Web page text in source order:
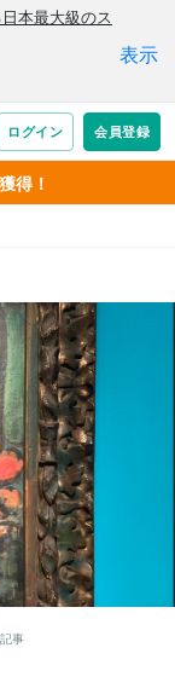
得！
記事